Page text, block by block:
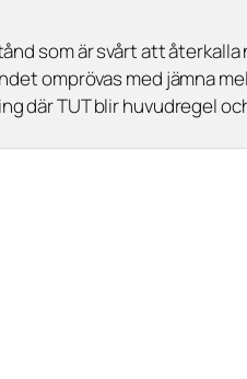
som är svårt att återkalla
omprövas med jämna
där TUT blir huvudregel